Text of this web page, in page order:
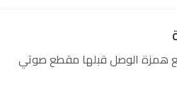
مع همزة الوصل قبلها مقطع صوتي